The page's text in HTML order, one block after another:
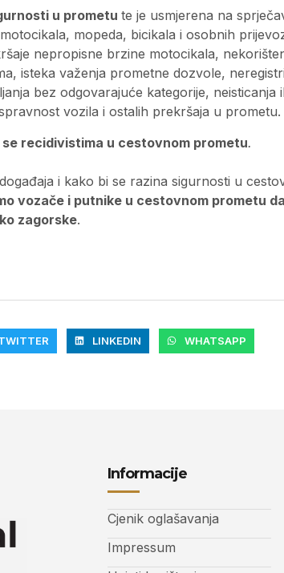
u prometu te je usmjerena na
mopeda, bicikala i osobnih
nepropisne brzine motocikala,
isteka važenja prometne dozvole,
bez odgovarajuće kategorije, neisticanja
vozila i ostalih prekršaja u prometu.
recidivistima u cestovnom prometu.
i kako bi se razina sigurnosti u
vozače i putnike u cestovnom prometu
zagorske.
LINKEDIN WHATSAPP
Informacije
Cjenik oglašavanja
Impressum